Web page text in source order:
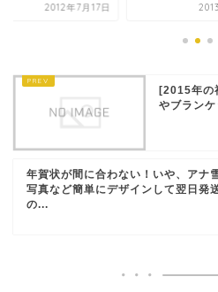
2012年7月17日
[2015年の
やブラン
年賀状が間に合わない！いや、アナ
写真など簡単にデザインして翌日発
の...